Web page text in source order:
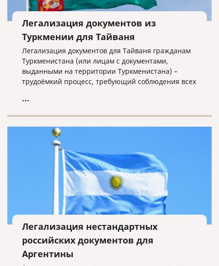
Легализация документов из
Туркмении для Тайваня
Легализация документов для Тайваня гражданам
Туркменистана (или лицам с документами,
выданными на территории Туркменистана) –
трудоёмкий процесс, требующий соблюдения всех
достигнуть желаемого результата.
...
Легализация нестандартных
российских документов для
Аргентины